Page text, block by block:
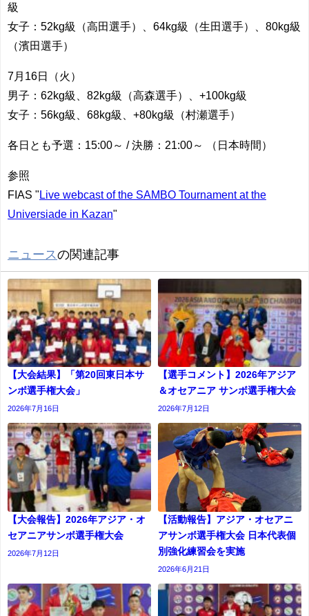
級
女子：52kg級（高田選手）、64kg級（生田選手）、80kg級
（濱田選手）
7月16日（火）
男子：62kg級、82kg級（高森選手）、+100kg級
女子：56kg級、68kg級、+80kg級（村瀬選手）
各日とも予選：15:00～ / 決勝：21:00～ （日本時間）
参照
FIAS " Live webcast of the SAMBO Tournament at the
Universiade in Kazan"
ニュースの関連記事
【大会結果】「第20回東日本サ
ンボ選手権大会」
2026年7月16日
【選手コメント】2026年アジア
＆オセアニア サンボ選手権大会
2026年7月12日
【大会報告】2026年アジア・オ
セアニアサンボ選手権大会
2026年7月12日
【活動報告】アジア・オセアニ
アサンボ選手権大会 日本代表個
別強化練習会を実施
2026年6月21日